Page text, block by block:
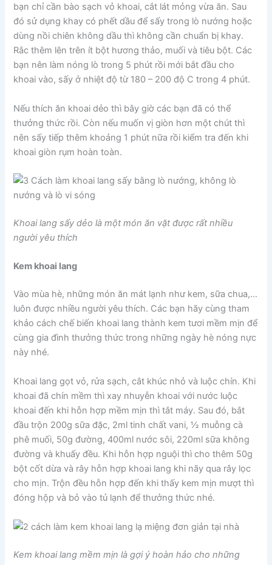
bạn chỉ cần bào sạch vỏ khoai, cắt lát mỏng vừa ăn. Sau
đó sử dụng khay có phết dầu để sấy trong lò nướng hoặc
dùng nồi chiên không dầu thì không cần chuẩn bị khay.
Rắc thêm lên trên ít bột hương thảo, muối và tiêu bột. Các
bạn nên làm nóng lò trong 5 phút rồi mới bắt đầu cho
khoai vào, sấy ở nhiệt độ từ 180 – 200 độ C trong 4 phút.
Nếu thích ăn khoai dẻo thì bây giờ các bạn đã có thể
thưởng thức rồi. Còn nếu muốn vị giòn hơn một chút thì
nên sấy tiếp thêm khoảng 1 phút nữa rồi kiểm tra đến khi
khoai giòn rụm hoàn toàn.
Khoai lang sấy dẻo là một món ăn vặt được rất nhiều
người yêu thích
Kem khoai lang
Vào mùa hè, những món ăn mát lạnh như kem, sữa chua,…
luôn được nhiều người yêu thích. Các bạn hãy cùng tham
khảo cách chế biến khoai lang thành kem tươi mềm mịn để
cùng gia đình thưởng thức trong những ngày hè nóng nực
này nhé.
Khoai lang gọt vỏ, rửa sạch, cắt khúc nhỏ và luộc chín. Khi
khoai đã chín mềm thì xay nhuyễn khoai với nước luộc
khoai đến khi hỗn hợp mềm mịn thì tắt máy. Sau đó, bắt
đầu trộn 200g sữa đặc, 2ml tinh chất vani, ½ muỗng cà
phê muối, 50g đường, 400ml nước sôi, 220ml sữa không
đường và khuấy đều. Khi hỗn hợp nguội thì cho thêm 50g
bột cốt dừa và rây hỗn hợp khoai lang khi nãy qua rây lọc
cho mịn. Trộn đều hỗn hợp đến khi thấy kem mịn mượt thì
đóng hộp và bỏ vào tủ lạnh để thưởng thức nhé.
Kem khoai lang mềm mịn là gợi ý hoàn hảo cho những